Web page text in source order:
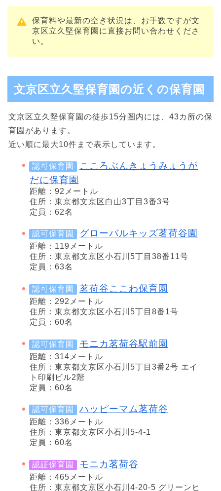
保育料や最新の空き状況は、お手数ですが文
京区立久堅保育園に直接お問い合わせくださ
い。
文京区立久堅保育園の近くの保育園
文京区立久堅保育園の徒歩15分圏内には、43カ所の保
育園があります。
近い順に最大10件まで表示しています。
認可保育園
こころぶんきょうみょうが
だに保育園
距離：92メートル
住所：東京都文京区白山3丁目3番3号
定員：62名
認可保育園 グローバルキッズ茗荷谷園
距離：119メートル
住所：東京都文京区小石川5丁目38番11号
定員：63名
認可保育園 茗荷谷ここわ保育園
距離：292メートル
住所：東京都文京区小石川5丁目8番1号
定員：60名
認可保育園 モニカ茗荷谷駅前園
距離：314メートル
住所：東京都文京区小石川5丁目3番2号 エイ
ト印刷ビル2階
定員：60名
認可保育園 ハッピーマム茗荷谷
距離：336メートル
住所：東京都文京区小石川5-4-1
定員：60名
認証保育園 モニカ茗荷谷
距離：465メートル
住所：東京都文京区小石川4-20-5 グリーンヒ